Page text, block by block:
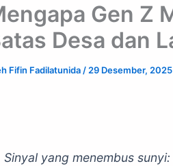
Gen Z
Desa dan
Fifin Fadilatunida / 29 Desember, 2025
Sinyal yang menembus